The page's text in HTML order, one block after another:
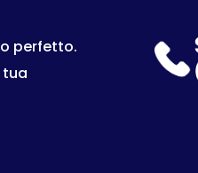
perfetto.
tua